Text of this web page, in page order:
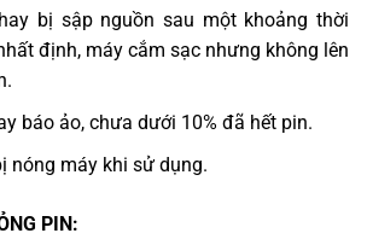
bị sập nguồn sau một khoảng thời
định, máy cắm sạc nhưng không lên
báo ảo, chưa dưới 10% đã hết pin.
nóng máy khi sử dụng.
PIN: